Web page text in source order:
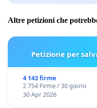
Altre petizioni che
Petizione per
4 143 firme
2 754 Firme / 30 giorni
30 Apr 2026